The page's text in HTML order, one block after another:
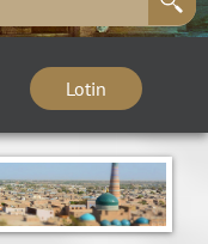
Lotin